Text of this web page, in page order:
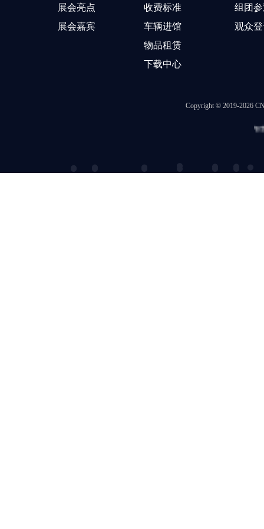
展会亮点
展会嘉宾
收费标准
车辆进馆
物品租赁
下载中心
组团
观众
Copyright © 2019-2026
冒